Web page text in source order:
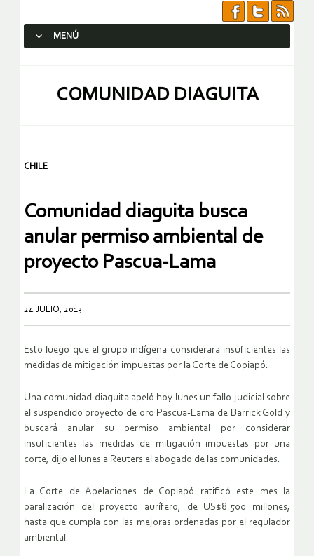
MENÚ
COMUNIDAD DIAGUITA
CHILE
Comunidad diaguita busca
anular permiso ambiental de
proyecto Pascua-Lama
24 JULIO, 2013
Esto luego que el grupo indígena considerara insuficientes las
medidas de mitigación impuestas por la Corte de Copiapó.
Una comunidad diaguita apeló hoy lunes un fallo judicial sobre
el suspendido proyecto de oro Pascua-Lama de Barrick Gold y
buscará anular su permiso ambiental por considerar
insuficientes las medidas de mitigación impuestas por una
corte, dijo el lunes a Reuters el abogado de las comunidades.
La Corte de Apelaciones de Copiapó ratificó este mes la
paralización del proyecto aurífero, de US$8.500 millones,
hasta que cumpla con las mejoras ordenadas por el regulador
ambiental.